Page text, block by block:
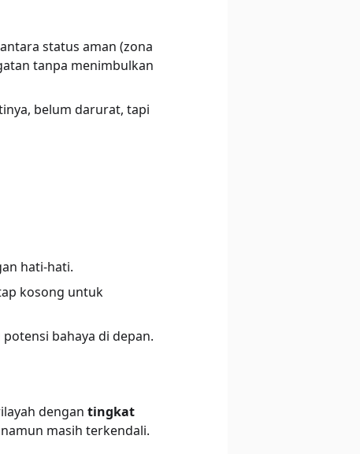
status aman (zona
tanpa menimbulkan
belum darurat, tapi
hati-hati.
kosong untuk
bahaya di depan.
dengan tingkat
masih terkendali.